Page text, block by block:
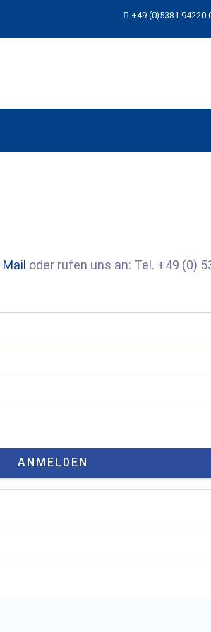
+49 (0)5381 94220-
Mail oder rufen uns an: Tel. +49 (0)
ANMELDEN